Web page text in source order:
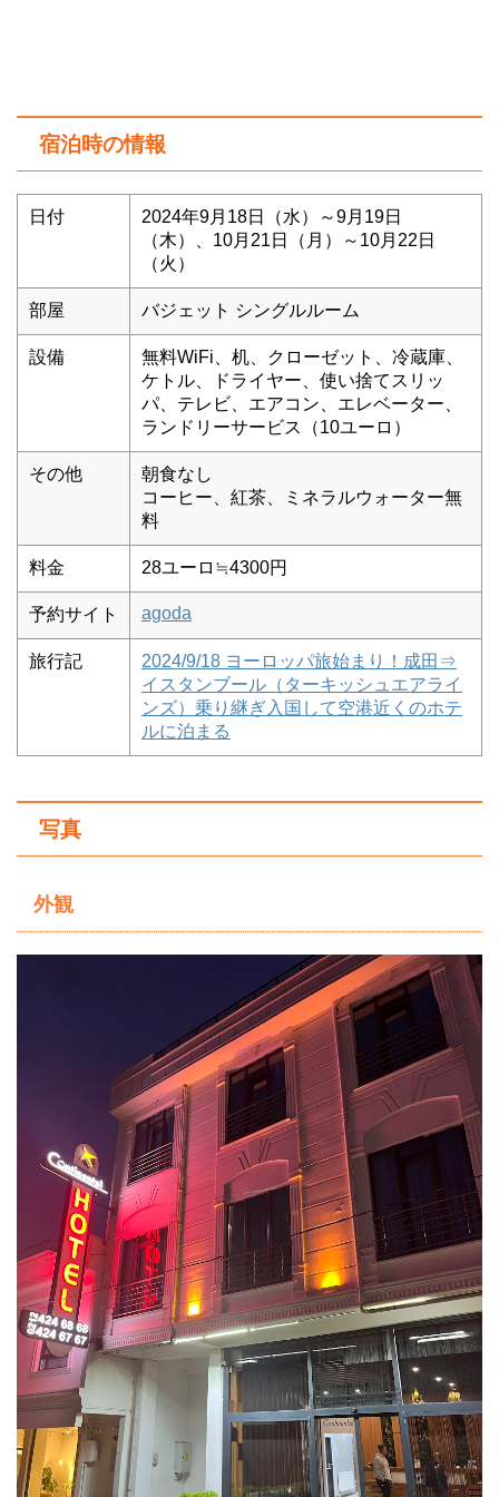
宿泊時の情報
日付
2024年9月18日（水）～9月19日
（木）、10月21日（月）～10月22日
（火）
部屋 バジェット シングルルーム
設備
無料WiFi、机、クローゼット、冷蔵庫、
ケトル、ドライヤー、使い捨てスリッ
パ、テレビ、エアコン、エレベーター、
ランドリーサービス（10ユーロ）
その他
朝食なし
コーヒー、紅茶、ミネラルウォーター無
料
料金 28ユーロ≒4300円
予約サイト agoda
旅行記
2024/9/18 ヨーロッパ旅始まり！成田⇒
イスタンブール（ターキッシュエアライ
ンズ）乗り継ぎ入国して空港近くのホテ
ルに泊まる
写真
外観